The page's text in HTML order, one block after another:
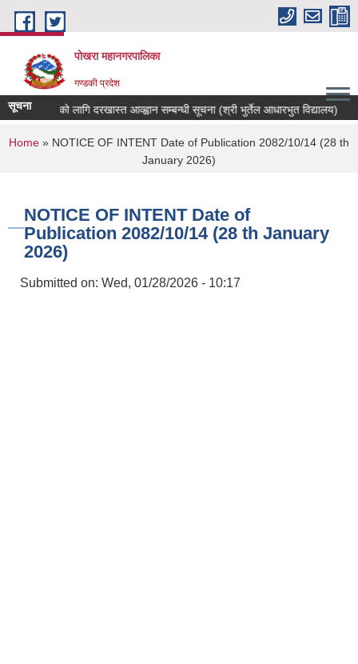
Skip to main content
पोखरा महानगरपालिका
गण्डकी प्रदेश
सूचनासरुवाको लागि दरखास्त आव्ह्वान सम्बन्धी सूचना (श्री भुर्तेल आधारभुत विद्यालय)
You are here
Home » NOTICE OF INTENT Date of Publication 2082/10/14 (28 th
January 2026)
NOTICE OF INTENT Date of
Publication 2082/10/14 (28 th January
2026)
Submitted on: Wed, 01/28/2026 - 10:17